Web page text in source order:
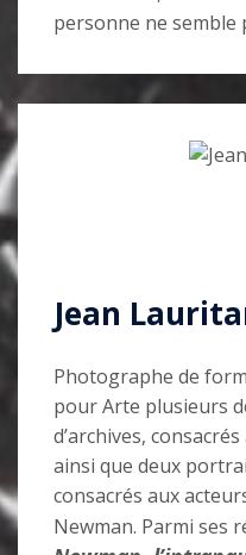
personne ne
Jean
Photographe de
pour Arte plusieurs
d’archives,
ainsi que deux
consacrés aux
Newman. Parmi ses